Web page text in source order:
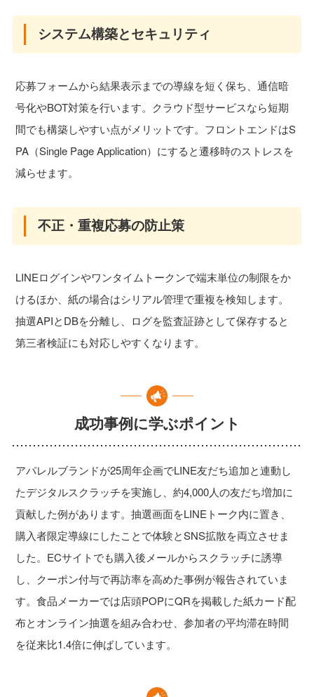
システム構築とセキュリティ
応募フォームから結果表示までの導線を短く保ち、通信暗
号化やBOT対策を行います。クラウド型サービスなら短期
間でも構築しやすい点がメリットです。フロントエンドはS
PA（Single Page Application）にすると遷移時のストレスを
減らせます。
不正・重複応募の防止策
LINEログインやワンタイムトークンで端末単位の制限をか
けるほか、紙の場合はシリアル管理で重複を検知します。
抽選APIとDBを分離し、ログを監査証跡として保存すると
第三者検証にも対応しやすくなります。
成功事例に学ぶポイント
アパレルブランドが25周年企画でLINE友だち追加と連動し
たデジタルスクラッチを実施し、約4,000人の友だち増加に
貢献した例があります。抽選画面をLINEトーク内に置き、
購入者限定導線にしたことで体験とSNS拡散を両立させま
した。ECサイトでも購入後メールからスクラッチに誘導
し、クーポン付与で再訪率を高めた事例が報告されていま
す。食品メーカーでは店頭POPにQRを掲載した紙カード配
布とオンライン抽選を組み合わせ、参加者の平均滞在時間
を従来比1.4倍に伸ばしています。